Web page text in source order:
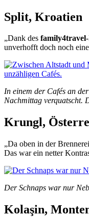
Split, Kroatien
„Dank des family4travel
unverhofft doch noch
In einem der Cafés an
Nachmittag verquatscht.
Krungl,
„Da oben in der
Das war ein netter
Der Schnaps war nur
Kolaşin,